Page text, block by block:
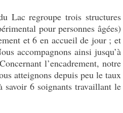
Lac regroupe trois structures
pour personnes âgées)
et 6 en accueil de jour ; et
accompagnons ainsi jusqu’à
l’encadrement, notre
atteignons depuis peu le taux
savoir 6 soignants travaillant le